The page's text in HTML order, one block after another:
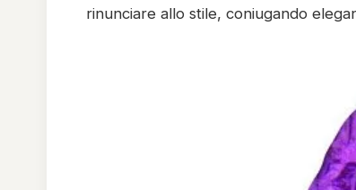
rinunciare allo stile, coniugando